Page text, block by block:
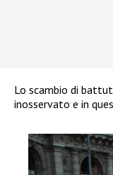
Lo scambio di
inosservato e in